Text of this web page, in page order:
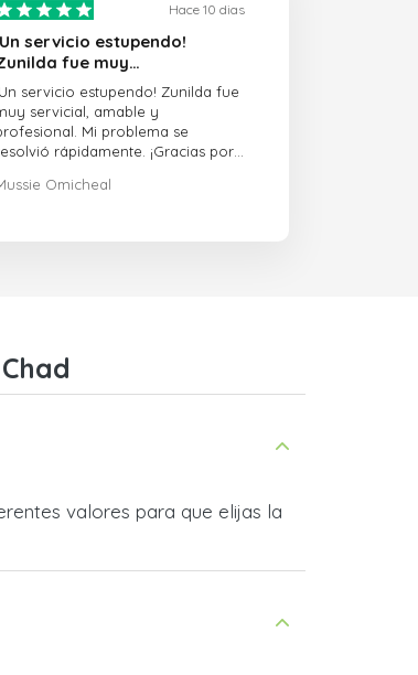
Hace 10 dias
servicio estupendo!
fue muy…
servicio estupendo! Zunilda fue
servicial, amable y
Mi problema se
rápidamente. ¡Gracias por
Omicheal
valores para que elijas la